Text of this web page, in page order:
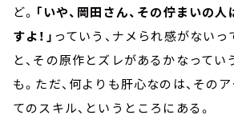
ど。 「いや、岡田さん、その佇まいの
すよ！」 っていう、ナメられ感がない
と、その原作とズレがあるかなって
も。ただ、何よりも肝心なのは、その
てのスキル、というところにある。